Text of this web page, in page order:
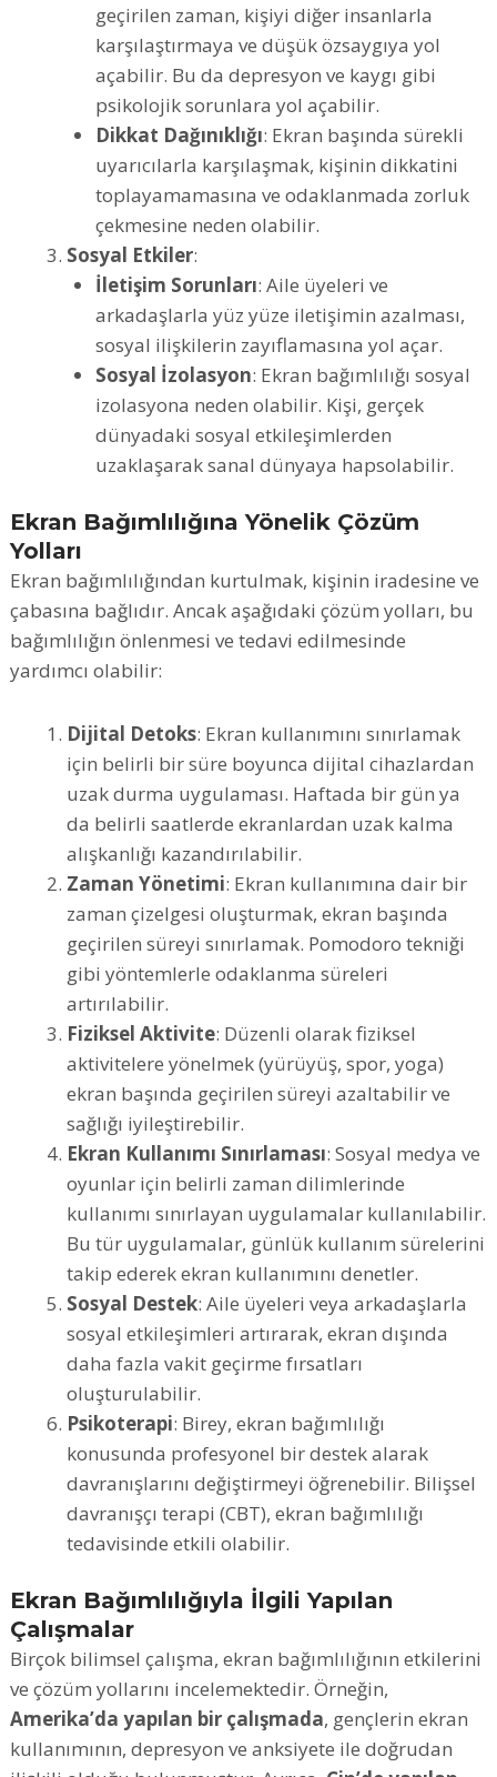
geçirilen zaman, kişiyi diğer insanlarla
karşılaştırmaya ve düşük özsaygıya yol
açabilir. Bu da depresyon ve kaygı gibi
psikolojik sorunlara yol açabilir.
Dikkat Dağınıklığı: Ekran başında sürekli
uyarıcılarla karşılaşmak, kişinin dikkatini
toplayamamasına ve odaklanmada zorluk
çekmesine neden olabilir.
Sosyal Etkiler:
İletişim Sorunları: Aile üyeleri ve
arkadaşlarla yüz yüze iletişimin azalması,
sosyal ilişkilerin zayıflamasına yol açar.
Sosyal İzolasyon: Ekran bağımlılığı sosyal
izolasyona neden olabilir. Kişi, gerçek
dünyadaki sosyal etkileşimlerden
uzaklaşarak sanal dünyaya hapsolabilir.
Ekran Bağımlılığına Yönelik Çözüm
Yolları
Ekran bağımlılığından kurtulmak, kişinin iradesine ve
çabasına bağlıdır. Ancak aşağıdaki çözüm yolları, bu
bağımlılığın önlenmesi ve tedavi edilmesinde
yardımcı olabilir:
Dijital Detoks: Ekran kullanımını sınırlamak
için belirli bir süre boyunca dijital cihazlardan
uzak durma uygulaması. Haftada bir gün ya
da belirli saatlerde ekranlardan uzak kalma
alışkanlığı kazandırılabilir.
Zaman Yönetimi: Ekran kullanımına dair bir
zaman çizelgesi oluşturmak, ekran başında
geçirilen süreyi sınırlamak. Pomodoro tekniği
gibi yöntemlerle odaklanma süreleri
artırılabilir.
Fiziksel Aktivite: Düzenli olarak fiziksel
aktivitelere yönelmek (yürüyüş, spor, yoga)
ekran başında geçirilen süreyi azaltabilir ve
sağlığı iyileştirebilir.
Ekran Kullanımı Sınırlaması: Sosyal medya ve
oyunlar için belirli zaman dilimlerinde
kullanımı sınırlayan uygulamalar kullanılabilir.
Bu tür uygulamalar, günlük kullanım sürelerini
takip ederek ekran kullanımını denetler.
Sosyal Destek: Aile üyeleri veya arkadaşlarla
sosyal etkileşimleri artırarak, ekran dışında
daha fazla vakit geçirme fırsatları
oluşturulabilir.
Psikoterapi: Birey, ekran bağımlılığı
konusunda profesyonel bir destek alarak
davranışlarını değiştirmeyi öğrenebilir. Bilişsel
davranışçı terapi (CBT), ekran bağımlılığı
tedavisinde etkili olabilir.
Ekran Bağımlılığıyla İlgili Yapılan
Çalışmalar
Birçok bilimsel çalışma, ekran bağımlılığının etkilerini
ve çözüm yollarını incelemektedir. Örneğin,
Amerika’da yapılan bir çalışmada, gençlerin ekran
kullanımının, depresyon ve anksiyete ile doğrudan